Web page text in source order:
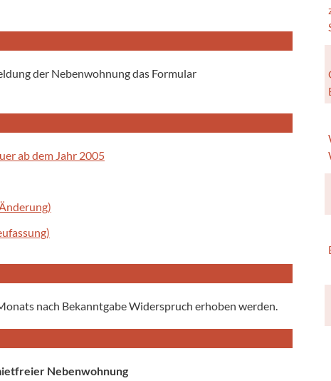
der Nebenwohnung das Formular
ab dem Jahr 2005
nach Bekanntgabe Widerspruch erhoben werden.
Nebenwohnung